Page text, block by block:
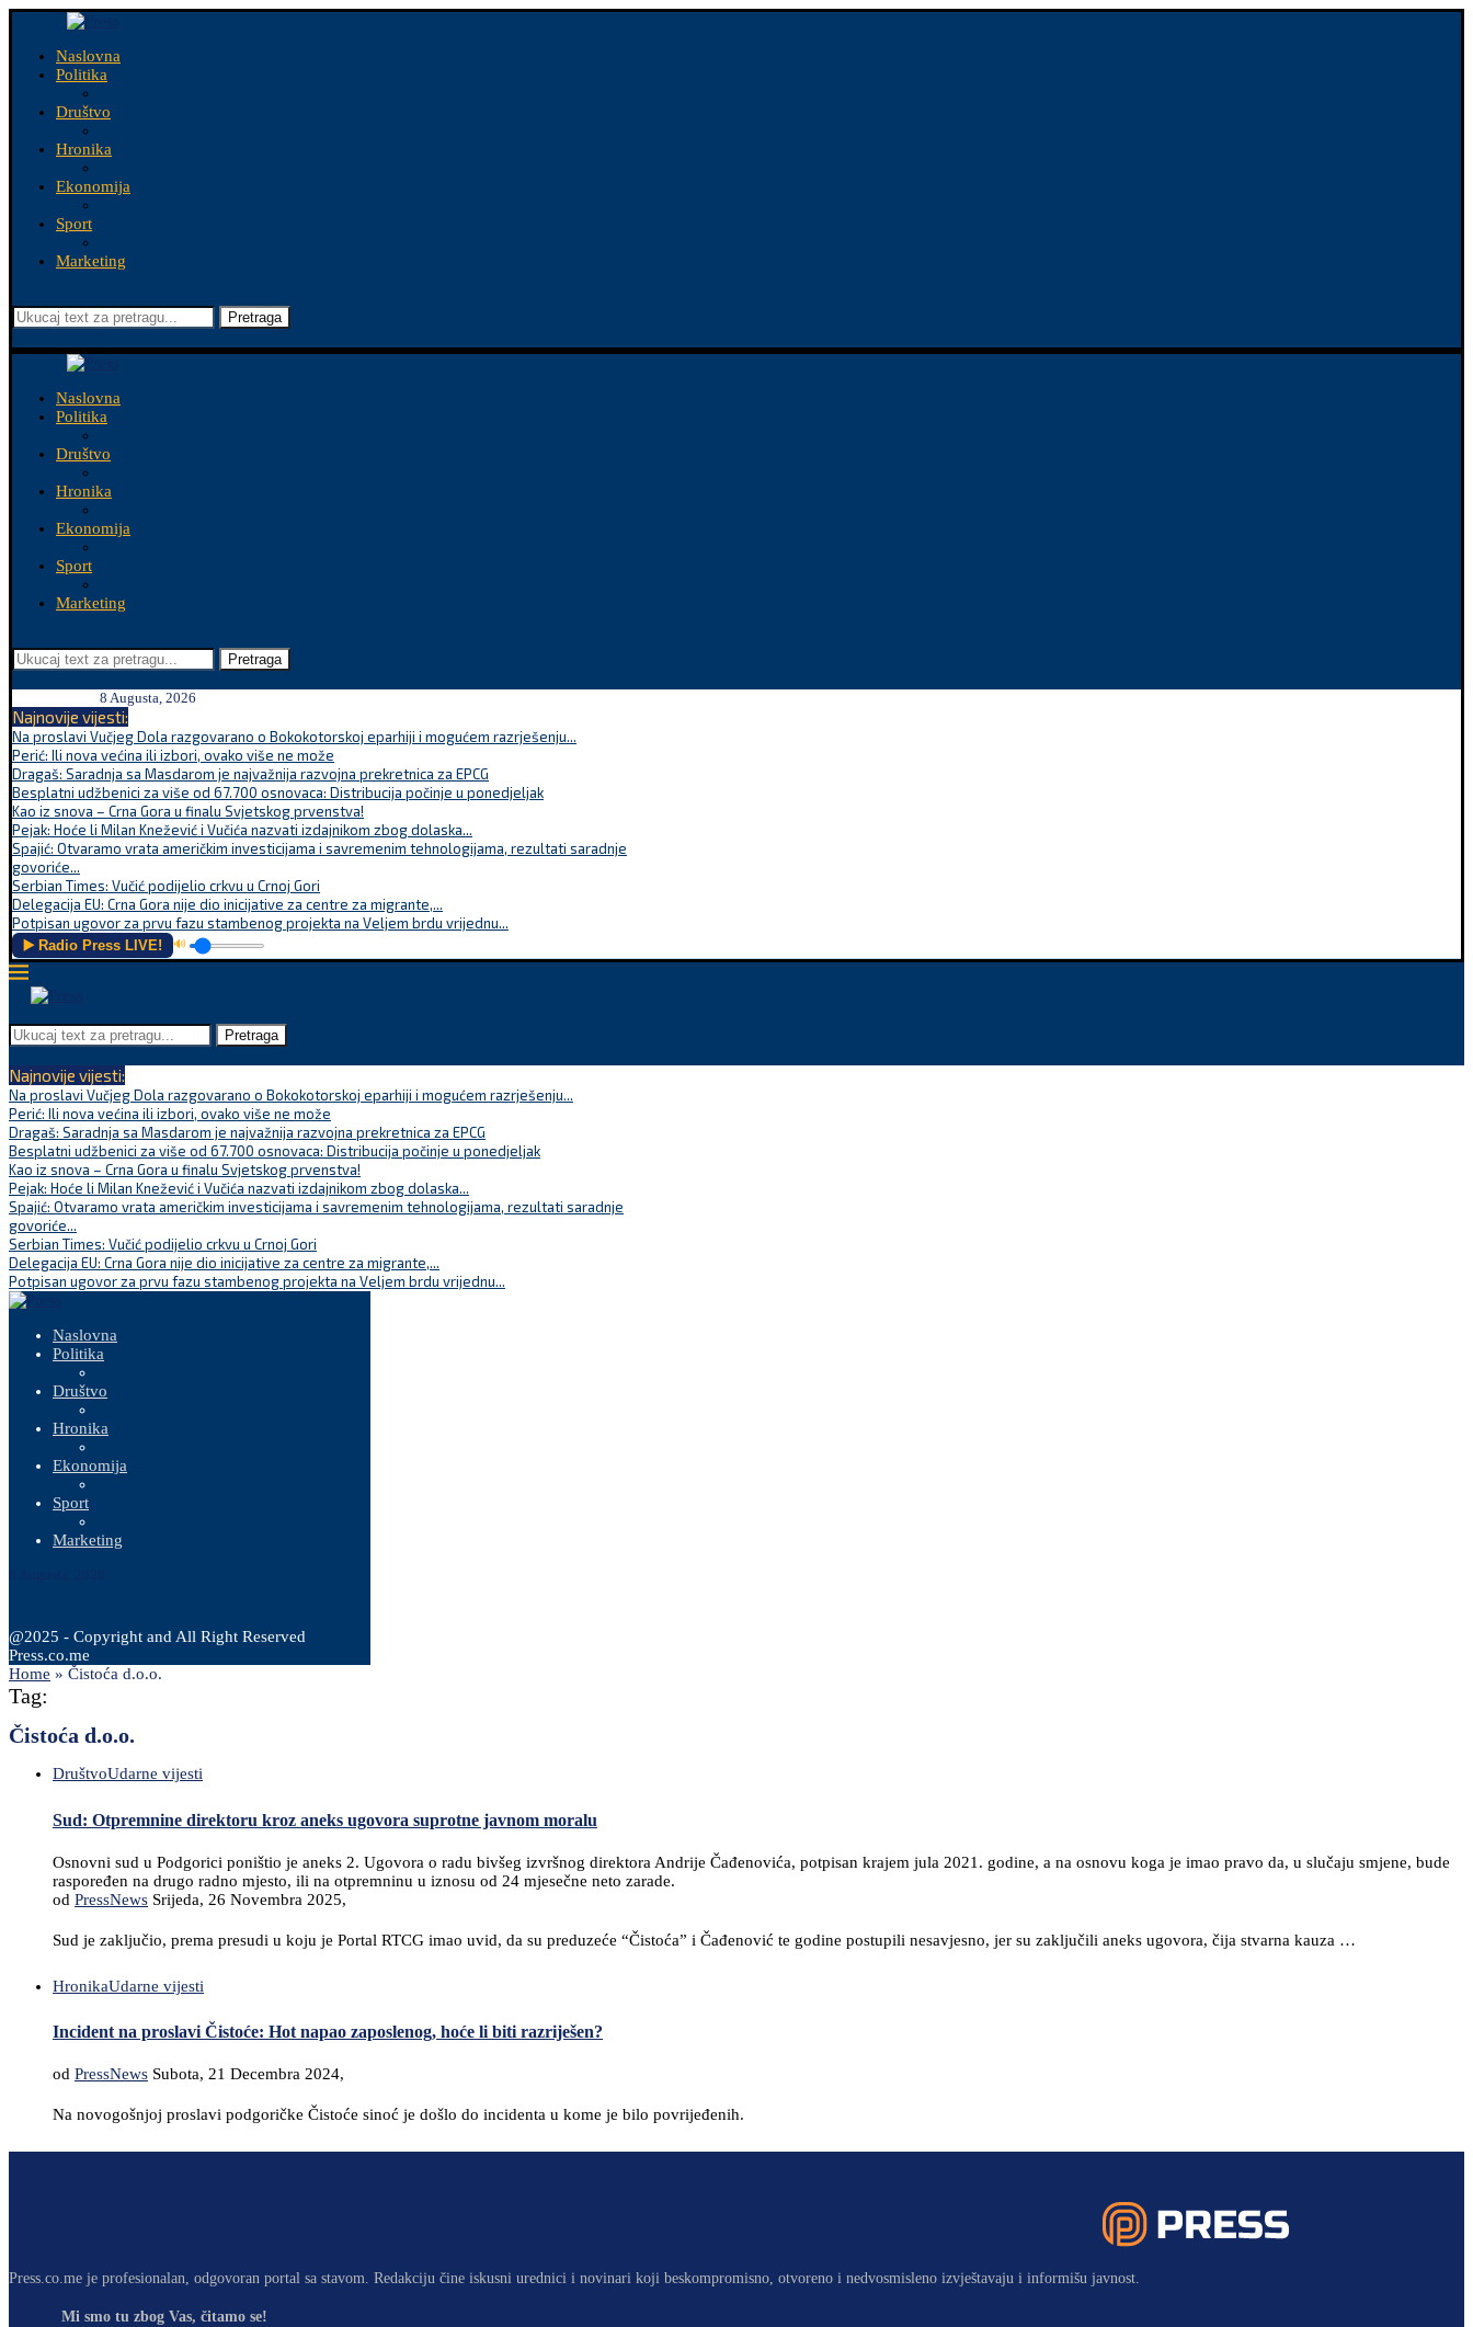
Naslovna
Politika
Društvo
Hronika
Ekonomija
Sport
Marketing
Pretraga
Naslovna
Politika
Društvo
Hronika
Ekonomija
Sport
Marketing
Pretraga
8 Augusta, 2026
Najnovije vijesti:
Na proslavi Vučjeg Dola razgovarano o Bokokotorskoj eparhiji i mogućem razrješenju...
Perić: Ili nova većina ili izbori, ovako više ne može
Dragaš: Saradnja sa Masdarom je najvažnija razvojna prekretnica za EPCG
Besplatni udžbenici za više od 67.700 osnovaca: Distribucija počinje u ponedjeljak
Kao iz snova – Crna Gora u finalu Svjetskog prvenstva!
Pejak: Hoće li Milan Knežević i Vučića nazvati izdajnikom zbog dolaska...
Spajić: Otvaramo vrata američkim investicijama i savremenim tehnologijama, rezultati saradnje
govoriće...
Serbian Times: Vučić podijelio crkvu u Crnoj Gori
Delegacija EU: Crna Gora nije dio inicijative za centre za migrante,...
Potpisan ugovor za prvu fazu stambenog projekta na Veljem brdu vrijednu...
▶️ Radio Press LIVE! 🔊
Pretraga
Najnovije vijesti:
Na proslavi Vučjeg Dola razgovarano o Bokokotorskoj eparhiji i mogućem razrješenju...
Perić: Ili nova većina ili izbori, ovako više ne može
Dragaš: Saradnja sa Masdarom je najvažnija razvojna prekretnica za EPCG
Besplatni udžbenici za više od 67.700 osnovaca: Distribucija počinje u ponedjeljak
Kao iz snova – Crna Gora u finalu Svjetskog prvenstva!
Pejak: Hoće li Milan Knežević i Vučića nazvati izdajnikom zbog dolaska...
Spajić: Otvaramo vrata američkim investicijama i savremenim tehnologijama, rezultati saradnje
govoriće...
Serbian Times: Vučić podijelio crkvu u Crnoj Gori
Delegacija EU: Crna Gora nije dio inicijative za centre za migrante,...
Potpisan ugovor za prvu fazu stambenog projekta na Veljem brdu vrijednu...
Naslovna
Politika
Društvo
Hronika
Ekonomija
Sport
Marketing
@2025 - Copyright and All Right Reserved
Press.co.me
Home » Čistoća d.o.o.
Tag:
Čistoća d.o.o.
DruštvoUdarne vijesti
Sud: Otpremnine direktoru kroz aneks ugovora suprotne javnom moralu
Osnovni sud u Podgorici poništio je aneks 2. Ugovora o radu bivšeg izvršnog direktora Andrije Čađenovića, potpisan krajem jula 2021. godine, a na osnovu koga je imao pravo da, u slučaju smjene, bude
raspoređen na drugo radno mjesto, ili na otpremninu u iznosu od 24 mjesečne neto zarade.
od PressNews Srijeda, 26 Novembra 2025,
Sud je zaključio, prema presudi u koju je Portal RTCG imao uvid, da su preduzeće “Čistoća” i Čađenović te godine postupili nesavjesno, jer su zaključili aneks ugovora, čija stvarna kauza …
HronikaUdarne vijesti
Incident na proslavi Čistoće: Hot napao zaposlenog, hoće li biti razriješen?
od PressNews Subota, 21 Decembra 2024,
Na novogošnjoj proslavi podgoričke Čistoće sinoć je došlo do incidenta u kome je bilo povrijeđenih.
Press.co.me je profesionalan, odgovoran portal sa stavom. Redakciju čine iskusni urednici i novinari koji beskompromisno, otvoreno i nedvosmisleno izvještavaju i informišu javnost.
Mi smo tu zbog Vas, čitamo se!